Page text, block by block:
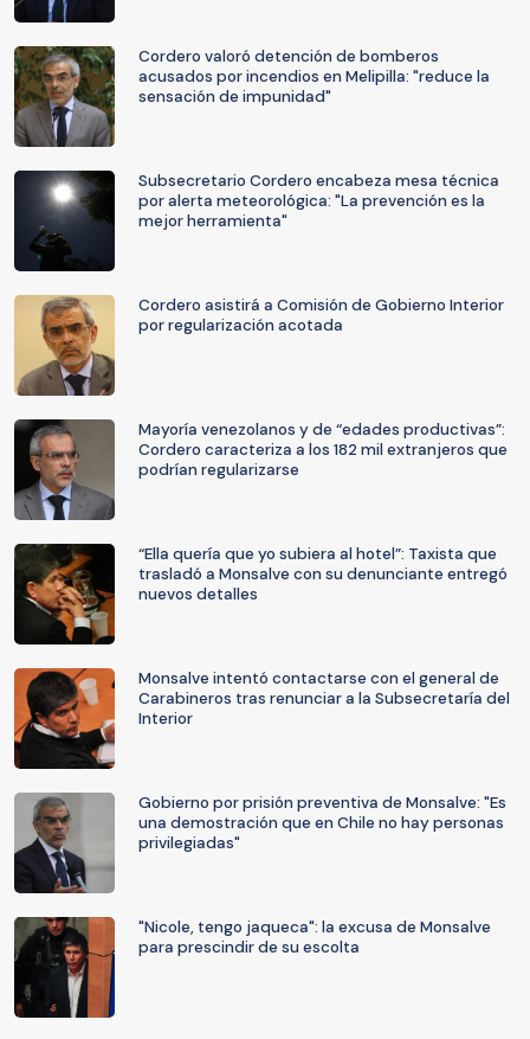
Cordero valoró detención de bomberos
acusados por incendios en Melipilla: "reduce la
sensación de impunidad"
Subsecretario Cordero encabeza mesa técnica
por alerta meteorológica: "La prevención es la
mejor herramienta"
Cordero asistirá a Comisión de Gobierno Interior
por regularización acotada
Mayoría venezolanos y de “edades productivas”:
Cordero caracteriza a los 182 mil extranjeros que
podrían regularizarse
“Ella quería que yo subiera al hotel”: Taxista que
trasladó a Monsalve con su denunciante entregó
nuevos detalles
Monsalve intentó contactarse con el general de
Carabineros tras renunciar a la Subsecretaría del
Interior
Gobierno por prisión preventiva de Monsalve: "Es
una demostración que en Chile no hay personas
privilegiadas"
"Nicole, tengo jaqueca": la excusa de Monsalve
para prescindir de su escolta